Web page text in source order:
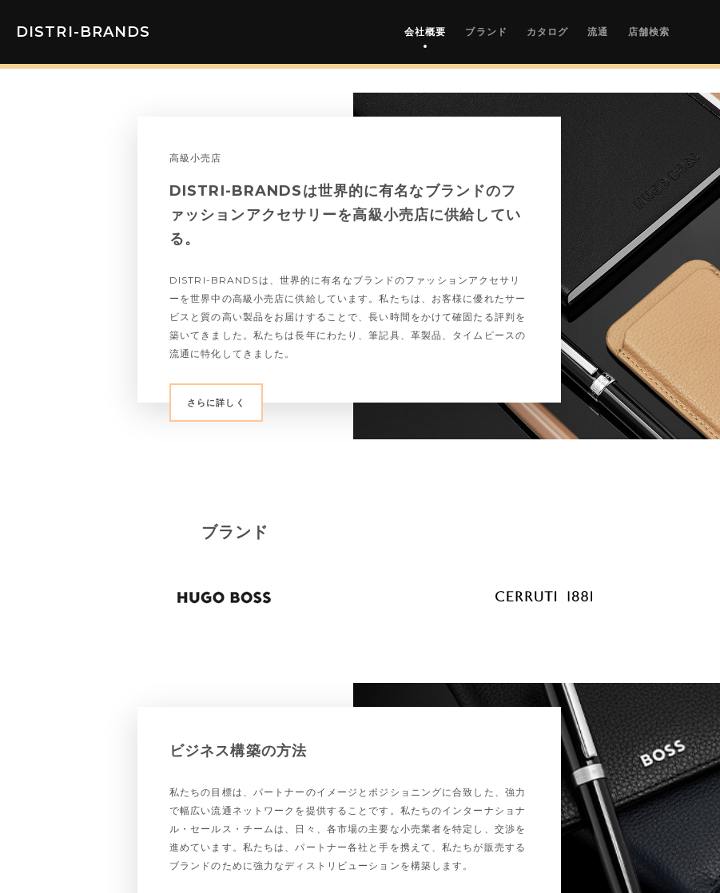
DISTRI-BRANDS 会社概要 ブランド カタログ 流通 店舗検索
高級小売店
DISTRI-BRANDSは世界的に有名なブランドのフ
ァッションアクセサリーを高級小売店に供給してい
る。
DISTRI-BRANDSは、世界的に有名なブランドのファッションアクセサリ
ーを世界中の高級小売店に供給しています。私たちは、お客様に優れたサー
ビスと質の高い製品をお届けすることで、長い時間をかけて確固たる評判を
築いてきました。私たちは長年にわたり、筆記具、革製品、タイムピースの
流通に特化してきました。
さらに詳しく
ブランド
ビジネス構築の方法
私たちの目標は、パートナーのイメージとポジショニングに合致した、強力
で幅広い流通ネットワークを提供することです。私たちのインターナショナ
ル・セールス・チームは、日々、各市場の主要な小売業者を特定し、交渉を
進めています。私たちは、パートナー各社と手を携えて、私たちが販売する
ブランドのために強力なディストリビューションを構築します。